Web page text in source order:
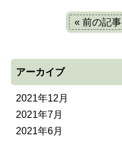
« 前の記事
アーカイブ
2021年12月
2021年7月
2021年6月